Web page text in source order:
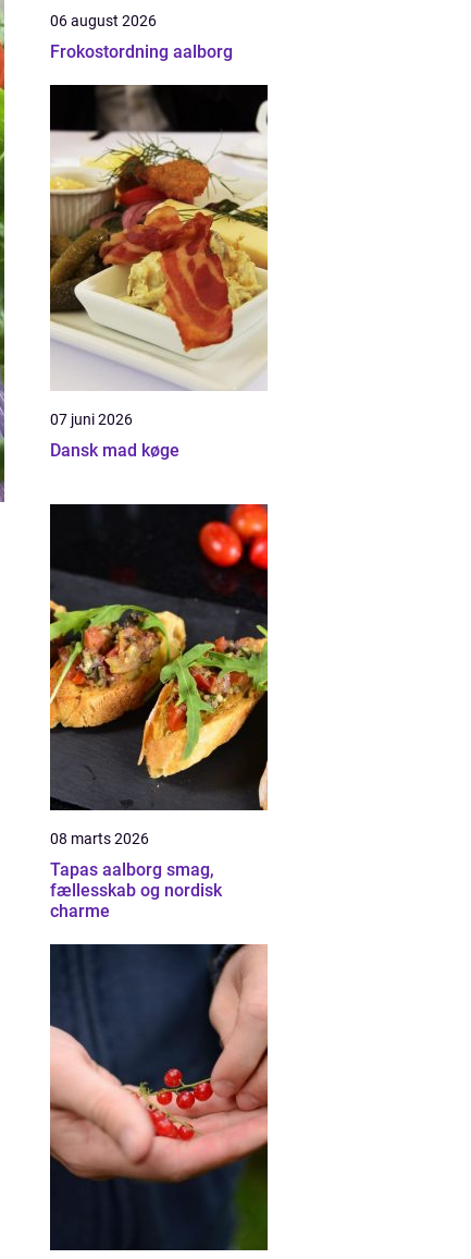
06 august 2026
Frokostordning aalborg
07 juni 2026
Dansk mad køge
08 marts 2026
Tapas aalborg smag,
fællesskab og nordisk
charme